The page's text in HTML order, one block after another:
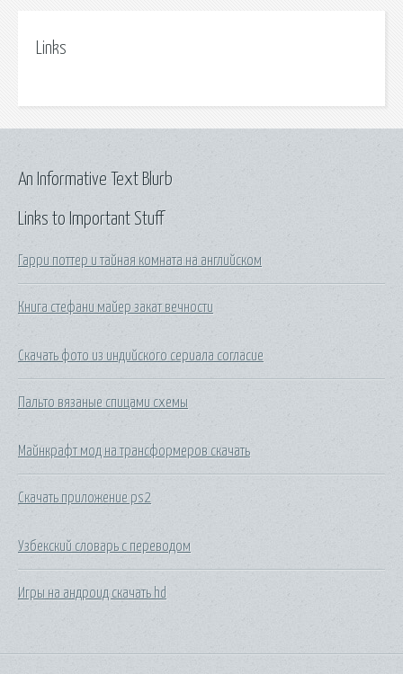
Links
Links to Important Stuff
Гарри поттер и тайная комната на английском
Книга стефани майер закат вечности
Скачать фото из индийского сериала согласие
Пальто вязаные спицами схемы
Майнкрафт мод на трансформеров скачать
Скачать приложение ps2
Узбекский словарь с переводом
Игры на андроид скачать hd
An Informative Text Blurb